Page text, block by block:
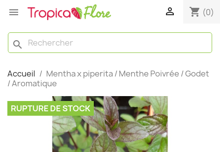
  shopping_cart (0)
search
Accueil
Mentha x piperita / Menthe Poivrée / Godet
/ Aromatique
RUPTURE DE STOCK